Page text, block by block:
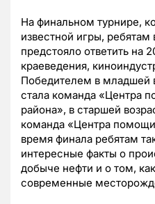
На финальном турнире,
известной игры, ребятам
предстояло ответить на
краеведения,
Победителем в младшей
стала команда «Центра
района», в старшей
команда «Центра
время финала ребятам
интересные факты о
добыче нефти и о том,
современные